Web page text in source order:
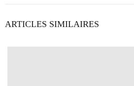
ARTICLES SIMILAIRES